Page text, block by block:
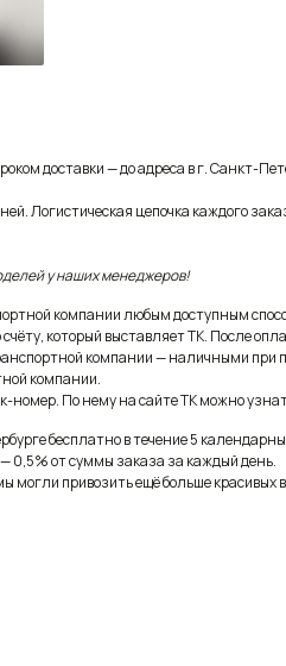
доставки — до адреса в г. Санкт-
Логистическая цепочка каждого
у наших менеджеров!
компании любым доступным
который выставляет ТК. После
компании — наличными при
компании.
По нему на сайте ТК можно
бесплатно в течение 5
0,5% от суммы заказа за каждый день.
могли привозить ещё больше красивых